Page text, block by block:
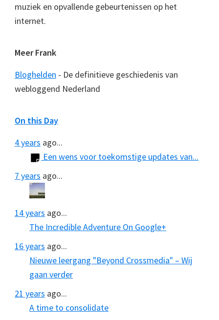
muziek en opvallende gebeurtenissen op het
internet.
Meer Frank
Bloghelden - De definitieve geschiedenis van
webloggend Nederland
On this Day
4 years ago...
Een wens voor toekomstige updates van...
7 years ago...
14 years ago...
The Incredible Adventure On Google+
16 years ago...
Nieuwe leergang "Beyond Crossmedia" – Wij
gaan verder
21 years ago...
A time to consolidate